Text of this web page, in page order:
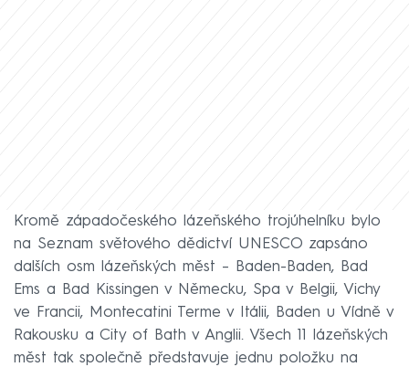
Kromě západočeského lázeňského trojúhelníku bylo
na Seznam světového dědictví UNESCO zapsáno
dalších osm lázeňských měst – Baden-Baden, Bad
Ems a Bad Kissingen v Německu, Spa v Belgii, Vichy
ve Francii, Montecatini Terme v Itálii, Baden u Vídně v
Rakousku a City of Bath v Anglii. Všech 11 lázeňských
měst tak společně představuje jednu položku na